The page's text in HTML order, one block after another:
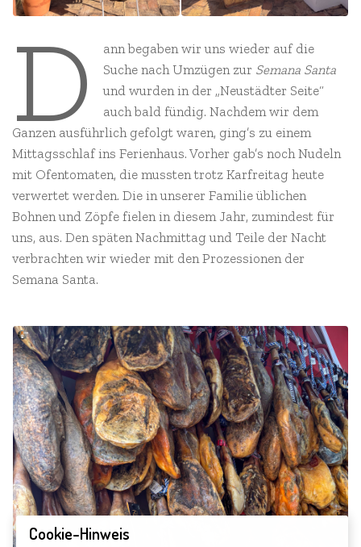
D
ann begaben wir uns wieder auf die
Suche nach Umzügen zur Semana Santa
und wurden in der „Neustädter Seite“
auch bald fündig. Nachdem wir dem
Ganzen ausführlich gefolgt waren, ging’s zu einem
Mittagsschlaf ins Ferienhaus. Vorher gab’s noch Nudeln
mit Ofentomaten, die mussten trotz Karfreitag heute
verwertet werden. Die in unserer Familie üblichen
Bohnen und Zöpfe fielen in diesem Jahr, zumindest für
uns, aus. Den späten Nachmittag und Teile der Nacht
verbrachten wir wieder mit den Prozessionen der
Semana Santa.
Cookie-Hinweis